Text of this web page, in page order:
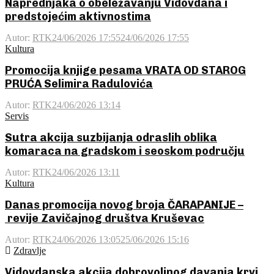
Naprednjaka o obeležavanju Vidovdana i
predstojećim aktivnostima
Autor: RTK24/06/2026 17:5524/06/2026 17:55
Kultura
Promocija knjige pesama VRATA OD STAROG
PRUĆA Selimira Radulovića
Autor: RTK24/06/2026 13:14
Servis
Sutra akcija suzbijanja odraslih oblika
komaraca na gradskom i seoskom području
Autor: RTK24/06/2026 13:11
Kultura
Danas promocija novog broja ČARAPANIJE –
revije Zavičajnog društva Kruševac
Autor: RTK24/06/2026 13:0525/06/2026 15:16
Zdravlje